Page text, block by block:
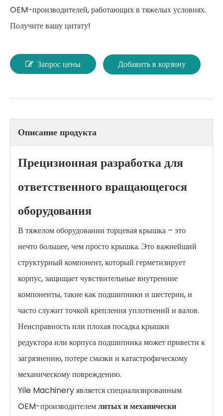
OEM-производителей, работающих в тяжелых условиях.
Получите вашу цитату!
Запрос цены Добавить в корзину
Описание продукта
Прецизионная разработка для
ответственного вращающегося
оборудования
В тяжелом оборудовании торцевая крышка – это
нечто большее, чем просто крышка. Это важнейший
структурный компонент, который герметизирует
корпус, защищает чувствительные внутренние
компоненты, такие как подшипники и шестерни, и
часто служит точкой крепления уплотнений и валов.
Неисправность или плохая посадка крышки
редуктора или корпуса подшипника может привести к
загрязнению, потере смазки и катастрофическому
механическому повреждению.
Yile Machinery является специализированным
OEM-производителемлитых и механически